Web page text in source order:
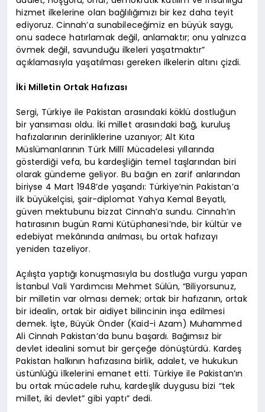
hizmet ilkelerine olan bağlılığımızı bir kez daha teyit
ediyoruz. Cinnah’a sunabileceğimiz en büyük saygı,
onu sadece hatırlamak değil, anlamaktır; onu yalnızca
övmek değil, savunduğu ilkeleri yaşatmaktır”
açıklamasıyla yaşatılması gereken ilkelerin altını çizdi.
İki Milletin Ortak Hafızası
Sergi, Türkiye ile Pakistan arasındaki köklü dostluğun
bir yansıması oldu. İki millet arasındaki bağ, kuruluş
hafızalarının derinliklerine uzanıyor; Alt Kıta
Müslümanlarının Türk Millî Mücadelesi yıllarında
gösterdiği vefa, bu kardeşliğin temel taşlarından biri
olarak gündeme geliyor. Bu bağın en zarif anlarından
biriyse 4 Mart 1948’de yaşandı: Türkiye’nin Pakistan’a
ilk büyükelçisi, şair-diplomat Yahya Kemal Beyatlı,
güven mektubunu bizzat Cinnah’a sundu. Cinnah’ın
hatırasının bugün Rami Kütüphanesi’nde, bir kültür ve
edebiyat mekânında anılması, bu ortak hafızayı
yeniden tazeliyor.
Açılışta yaptığı konuşmasıyla bu dostluğa vurgu yapan
İstanbul Vali Yardımcısı Mehmet Sülün, “Biliyorsunuz,
bir milletin var olması demek; ortak bir hafızanın, ortak
bir idealin, ortak bir aidiyet bilincinin inşa edilmesi
demek. İşte, Büyük Önder (Kaid-i Azam) Muhammed
Ali Cinnah Pakistan’da bunu başardı. Bağımsız bir
devlet idealini somut bir gerçeğe dönüştürdü. Kardeş
Pakistan halkının hafızasına birlik, adalet, ve hukukun
üstünlüğü ilkelerini emanet etti. Türkiye ile Pakistan’ın
bu ortak mücadele ruhu, kardeşlik duygusu bizi “tek
millet, iki devlet” gibi yaptı” dedi.